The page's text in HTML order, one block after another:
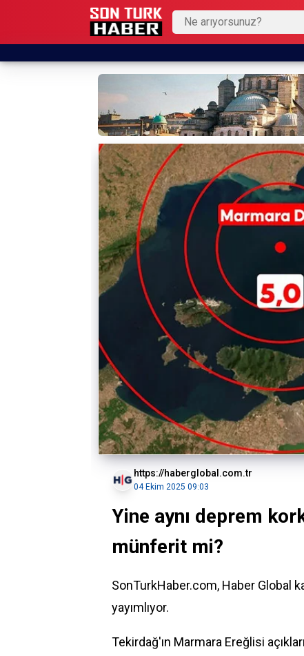
https://haberglobal.com.tr
04 Ekim 2025 09:03
Yine aynı deprem
münferit mi?
SonTurkHaber.com, Haber Global
yayımlıyor.
Tekirdağ'ın Marmara Ereğlisi